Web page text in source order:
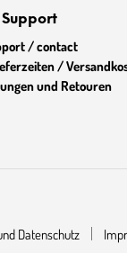
Support
/ contact
/
und Retouren
Datenschutz